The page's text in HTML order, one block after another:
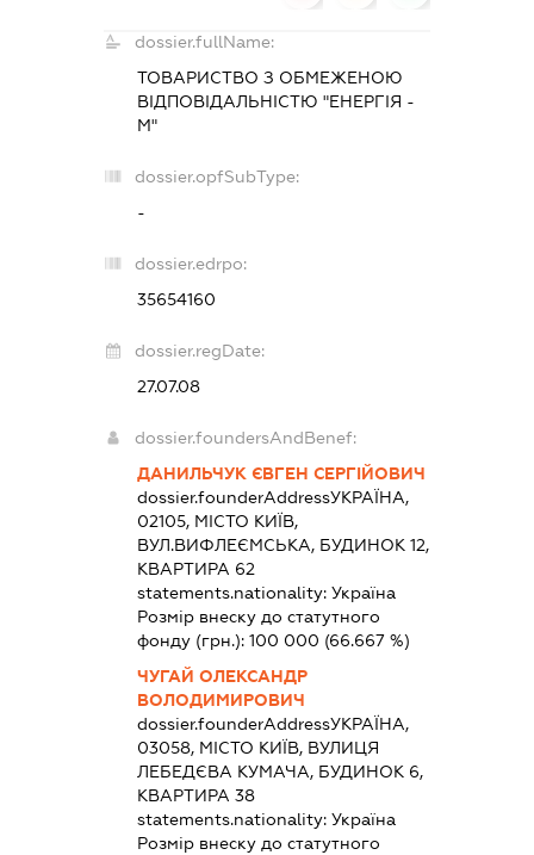
dossier.fullName:
ТОВАРИСТВО З ОБМЕЖЕНОЮ
ВІДПОВІДАЛЬНІСТЮ "ЕНЕРГІЯ -
М"
dossier.opfSubType:
-
dossier.edrpo:
35654160
dossier.regDate:
27.07.08
dossier.foundersAndBenef:
ДАНИЛЬЧУК ЄВГЕН СЕРГІЙОВИЧ
dossier.founderAddressУКРАЇНА,
02105, МІСТО КИЇВ,
ВУЛ.ВИФЛЕЄМСЬКА, БУДИНОК 12,
КВАРТИРА 62
statements.nationality: Україна
Розмір внеску до статутного
фонду (грн.): 100 000 (66.667 %)
ЧУГАЙ ОЛЕКСАНДР
ВОЛОДИМИРОВИЧ
dossier.founderAddressУКРАЇНА,
03058, МІСТО КИЇВ, ВУЛИЦЯ
ЛЕБЕДЄВА КУМАЧА, БУДИНОК 6,
КВАРТИРА 38
statements.nationality: Україна
Розмір внеску до статутного